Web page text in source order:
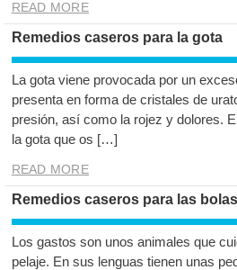
READ MORE
Remedios caseros para la gota
La gota viene provocada por un
presenta en forma de cristales de
presión, así como la rojez y dolores.
la gota que os […]
READ MORE
Remedios caseros para las
Los gastos son unos animales que
pelaje. En sus lenguas tienen unas